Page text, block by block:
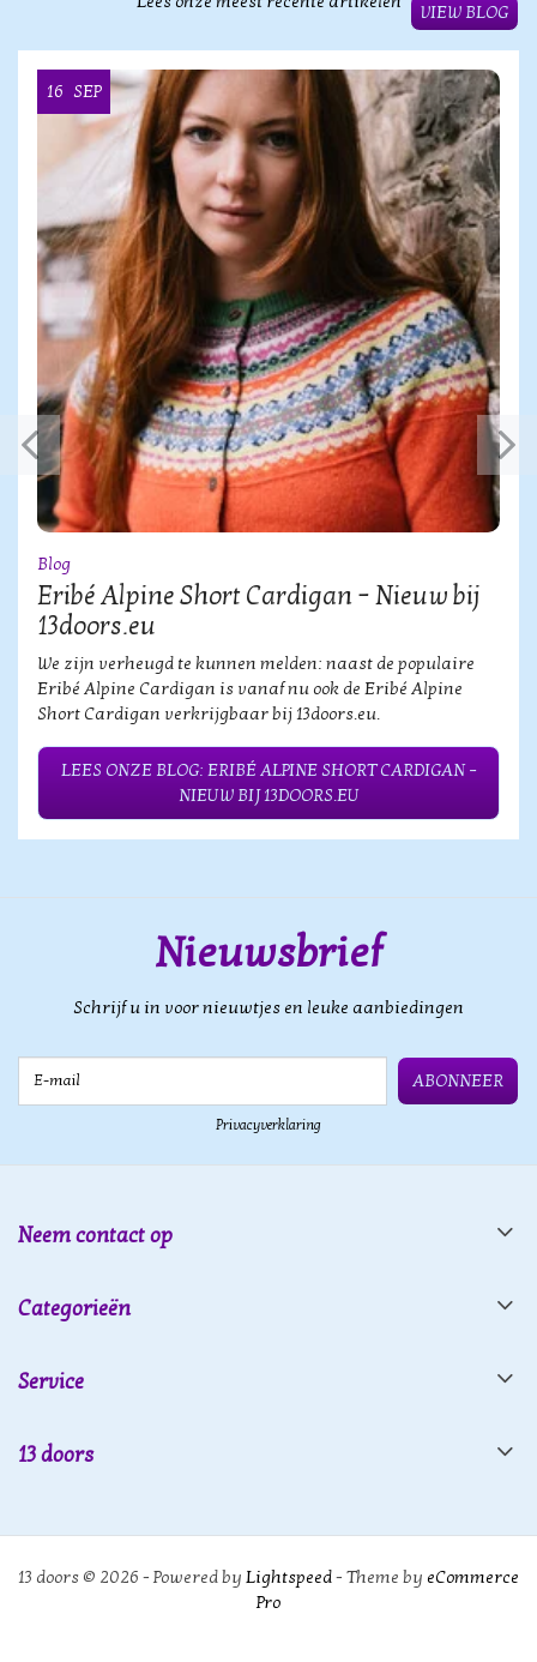
VIEW BLOG
16 SEP
Blog
Eribé Alpine Short Cardigan – Nieuw bij
13doors.eu
We zijn verheugd te kunnen melden: naast de populaire
Eribé Alpine Cardigan is vanaf nu ook de Eribé Alpine
Short Cardigan verkrijgbaar bij 13doors.eu.
LEES ONZE BLOG: ERIBÉ ALPINE SHORT CARDIGAN –
NIEUW BIJ 13DOORS.EU
Nieuwsbrief
Schrijf u in voor nieuwtjes en leuke aanbiedingen
ABONNEER
Privacyverklaring
Neem contact op
Categorieën
Service
13 doors
13 doors © 2026 - Powered by Lightspeed- Theme by eCommerce
Pro